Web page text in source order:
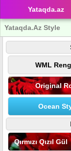
Yataqda.az
Yataqda.Az Style
WML
Original
Ocean
Qırmızı Qızıl Gül